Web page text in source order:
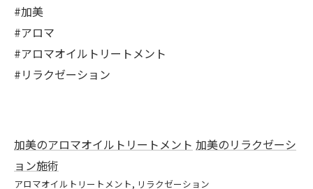
#加美
#アロマ
#アロマオイルトリートメント
#リラクゼーション
加美のアロマオイルトリートメント 加美のリラクゼーシ
ョン施術
アロマオイルトリートメント リラクゼーション